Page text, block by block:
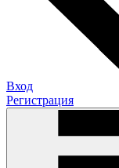
Вход
Регистрация